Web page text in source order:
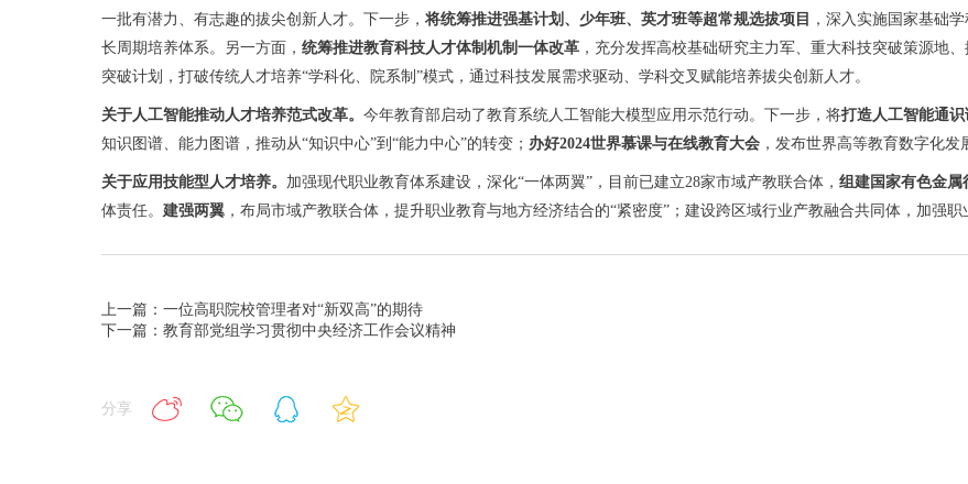
一批有潜力、有志趣的拔尖创新人才。下一步， 将统筹推进强基计划、少年班、英才班等超常规选拔项目 ，深入实施国家基础
长周期培养体系。另一方面， 统筹推进教育科技人才体制机制一体改革 ，充分发挥高校基础研究主力军、重大科技突破策源地
突破计划，打破传统人才培养“学科化、院系制”模式，通过科技发展需求驱动、学科交叉赋能培养拔尖创新人才。
关于人工智能推动人才培养范式改革。 今年教育部启动了教育系统人工智能大模型应用示范行动。下一步，将打造人工智能通
知识图谱、能力图谱，推动从“知识中心”到“能力中心”的转变； 办好2024世界慕课与在线教育大会 ，发布世界高等教育数字化发
关于应用技能型人才培养。 加强现代职业教育体系建设，深化“一体两翼”，目前已建立28家市域产教联合体， 组建国家有色金属
体责任。 建强两翼 ，布局市域产教联合体，提升职业教育与地方经济结合的“紧密度”；建设跨区域行业产教融合共同体，加强职
上一篇：一位高职院校管理者对“新双高”的期待
下一篇：教育部党组学习贯彻中央经济工作会议精神
分享